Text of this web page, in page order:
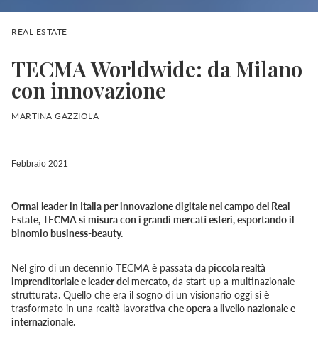
REAL ESTATE
TECMA Worldwide: da Milano
con innovazione
MARTINA GAZZIOLA
Febbraio 2021
Ormai leader in Italia per innovazione digitale nel campo del Real
Estate, TECMA si misura con i grandi mercati esteri, esportando il
binomio business-beauty.
Nel giro di un decennio TECMA è passata da piccola realtà
imprenditoriale e leader del mercato, da start-up a multinazionale
strutturata. Quello che era il sogno di un visionario oggi si è
trasformato in una realtà lavorativa che opera a livello nazionale e
internazionale.